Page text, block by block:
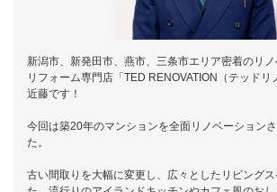
新潟市、新発田市、燕市、三条市エリア密着のリ
リフォーム専門店「TED RENOVATION（テッドリ
近藤です！
今回は築20年のマンションを全面リノベーション
た。
古い間取りを大幅に変更し、広々としたリビング